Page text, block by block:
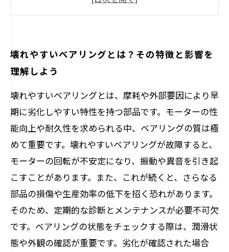
壊れやすいベアリングを見極める！診断方法
の効果
検の重要性
壊れやすいベアリングの効果的な保守と修理
法まとめ
モーターの寿命を延ばす！信頼性の高いメン
テナンスの実践方法
壊れやすいベアリングとは？その特徴と影響を
理解しよう
壊れやすいベアリングとは、摩耗や外部要因により早
期に劣化しやすい特性を持つ部品です。モーターの性
能向上や耐久性を求められる中、ベアリングの質は極
めて重要です。壊れやすいベアリングが故障すると、
モーターの回転が不安定になり、振動や異音を引き起
こすことがあります。また、これが続くと、さらなる
部品の損傷や生産効率の低下を招く恐れがあります。
そのため、定期的な診断とメンテナンスが必要不可欠
です。ベアリングの状態をチェックする際は、潤滑状
態や外観の確認が重要です。劣化が確認された場合